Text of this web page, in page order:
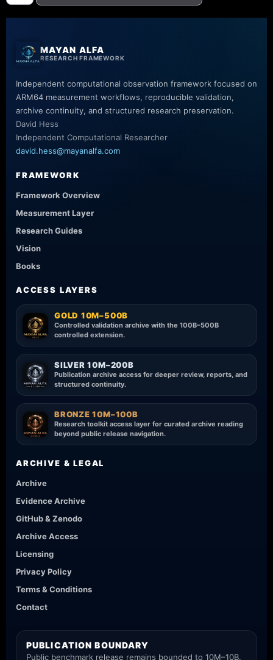
MAYAN ALFA
RESEARCH FRAMEWORK
Independent computational observation framework focused on
ARM64 measurement workflows, reproducible validation,
archive continuity, and structured research preservation.
David Hess
Independent Computational Researcher
david.hess@mayanalfa.com
FRAMEWORK
Framework Overview
Measurement Layer
Research Guides
Vision
Books
ACCESS LAYERS
GOLD 10M–500B
Controlled validation archive with the 100B–500B
controlled extension.
SILVER 10M–200B
Publication archive access for deeper review, reports, and
structured continuity.
BRONZE 10M–100B
Research toolkit access layer for curated archive reading
beyond public release navigation.
ARCHIVE & LEGAL
Archive
Evidence Archive
GitHub & Zenodo
Archive Access
Licensing
Privacy Policy
Terms & Conditions
Contact
PUBLICATION BOUNDARY
Public benchmark release remains bounded to 10M–10B.